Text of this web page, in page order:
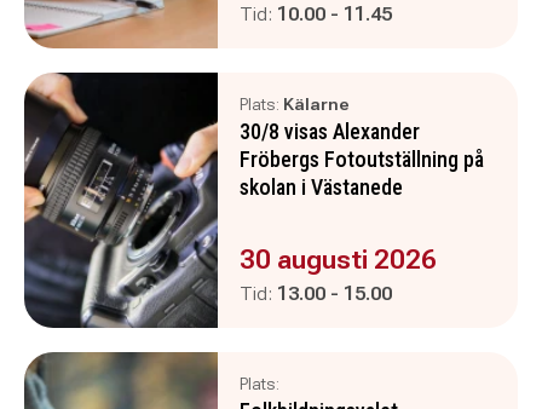
Tid: Pågår mellan
10.00 - och
11.45
Plats: Kälarne
30/8 visas Alexander
Fröbergs Fotoutställning på
skolan i Västanede
Evenemanget är :
30 augusti 2026
Tid: Pågår mellan
13.00 - och
15.00
Plats: